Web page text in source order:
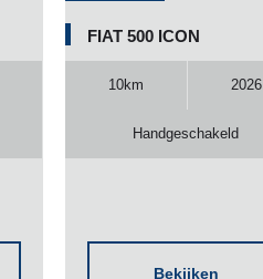
FIAT 500 ICON
10km 2026
Handgeschakeld
Bekijken